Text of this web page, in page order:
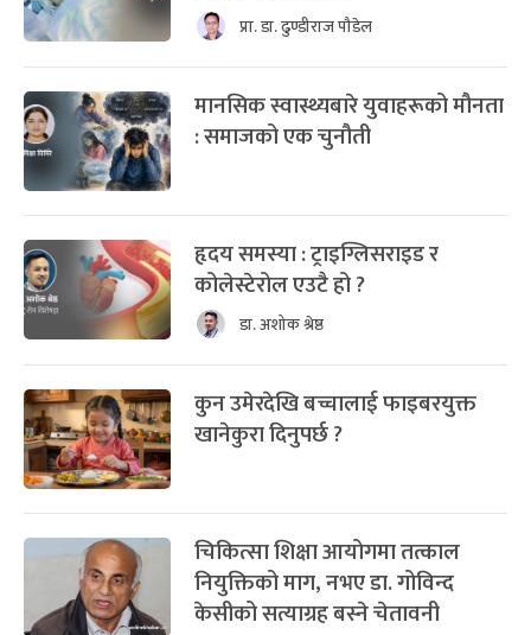
प्रा. डा. ढुण्डीराज पौडेल
मानसिक स्वास्थ्यबारे युवाहरूको मौनता
: समाजको एक चुनौती
हृदय समस्या : ट्राइग्लिसराइड र
कोलेस्टेरोल एउटै हो ?
डा. अशोक श्रेष्ठ
कुन उमेरदेखि बच्चालाई फाइबरयुक्त
खानेकुरा दिनुपर्छ ?
चिकित्सा शिक्षा आयोगमा तत्काल
नियुक्तिको माग, नभए डा. गोविन्द
केसीको सत्याग्रह बस्ने चेतावनी